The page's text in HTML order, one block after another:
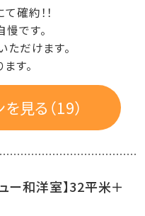
確約！！
です。
ただけます。
す。
見る（19）
ー和洋室】32平米＋